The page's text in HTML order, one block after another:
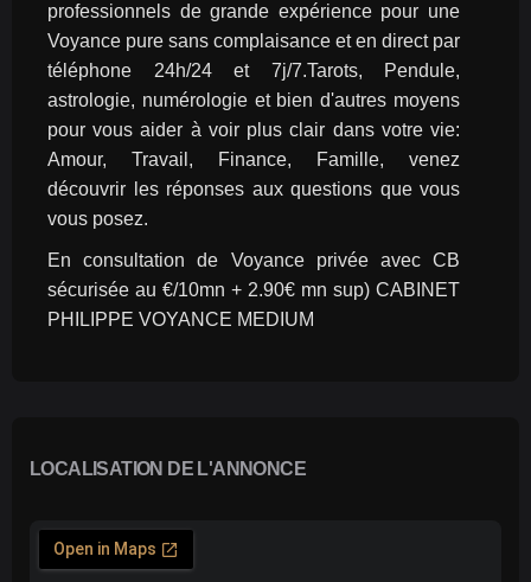
professionnels de grande expérience pour une
Voyance pure sans complaisance et en direct par
téléphone 24h/24 et 7j/7.Tarots, Pendule,
astrologie, numérologie et bien d'autres moyens
pour vous aider à voir plus clair dans votre vie:
Amour, Travail, Finance, Famille, venez
découvrir les réponses aux questions que vous
vous posez.
En consultation de Voyance privée avec CB
sécurisée au €/10mn + 2.90€ mn sup) CABINET
PHILIPPE VOYANCE MEDIUM
LOCALISATION DE L'ANNONCE